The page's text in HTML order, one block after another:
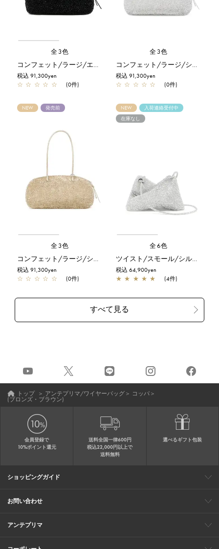
全3色
コンフェット/ラージ/エナメルブラック
税込 91,300yen
☆ ☆ ☆ ☆ ☆ (0件)
全3色
コンフェット/ラージ/シルバー
税込 91,300yen
☆ ☆ ☆ ☆ ☆ (0件)
NEW 発売前
全3色
コンフェット/ラージ/シルバーゴールド
税込 91,300yen
☆ ☆ ☆ ☆ ☆ (0件)
NEW
入荷連絡受付中
在庫なし
全6色
ツイスト/スモール/シルバー
税込 64,900yen
★ ★ ★ ★ ★ (4件)
トップ ＞ アンテプリマ/ワイヤーバッグ＞ コッパ＞
(ブロンズ・ブラウン)
会員登録で
10%ポイント還元
送料全国一律600円
税込22,000円以上で
送料無料
選べるギフト包装
ショッピングガイド
会員特典
ご購入・配送について
返品について
ギフト包装
FAQ
サイトマップ
お問い合わせ
メールでのお問い合わせ
お修理についてのお問い合わせ
アンテプリマ
ブランドサイト
ショップリスト
ワイヤーバッグについて
特集
オンラインストアニュース